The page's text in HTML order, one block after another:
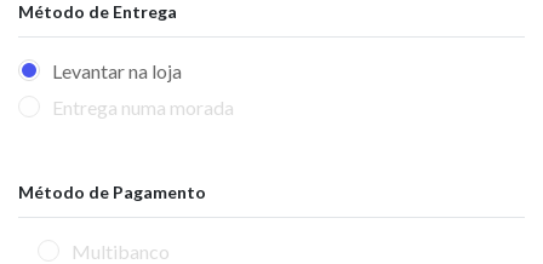
Método de Entrega
Levantar na loja
Entrega numa morada
Método de Pagamento
Multibanco